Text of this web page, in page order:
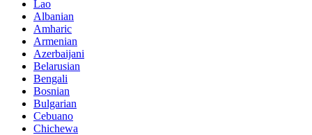
Lao
Albanian
Amharic
Armenian
Azerbaijani
Belarusian
Bengali
Bosnian
Bulgarian
Cebuano
Chichewa